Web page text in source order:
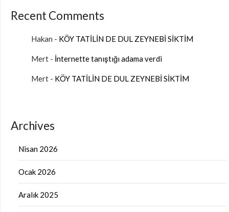
Recent Comments
Hakan - KÖY TATİLİN DE DUL ZEYNEBİ SİKTİM
Mert - İnternette tanıştığı adama verdi
Mert - KÖY TATİLİN DE DUL ZEYNEBİ SİKTİM
Archives
Nisan 2026
Ocak 2026
Aralık 2025